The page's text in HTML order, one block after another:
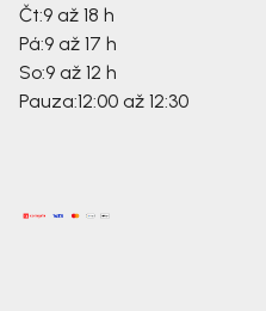
Čt:9 až 18 h
Pá:9 až 17 h
So:9 až 12 h
Pauza:12:00 až 12:30